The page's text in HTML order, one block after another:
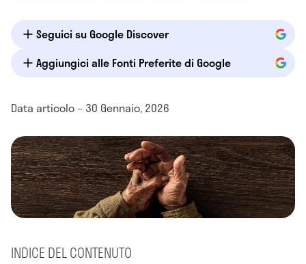
Seguici su Google Discover
Aggiungici alle Fonti Preferite di Google
Data articolo – 30 Gennaio, 2026
INDICE DEL CONTENUTO